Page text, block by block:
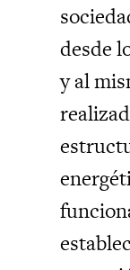
desde
y al